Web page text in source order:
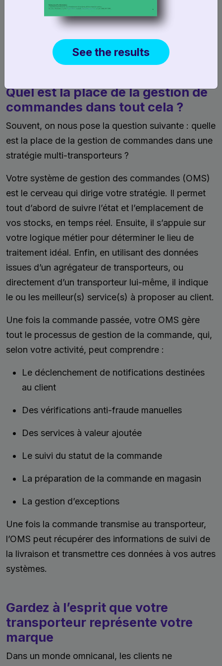
L’entreprise propose une livraison
crowdsourcée à vélo ou en transports en
commun pour un service entièrement
écologique.
Quel est la place de la gestion de
commandes dans tout cela ?
Souvent, on nous pose la question suivante : quelle
est la place de la gestion de commandes dans une
stratégie multi-transporteurs ?
Votre système de gestion des commandes (OMS)
est le cerveau qui dirige votre stratégie. Il permet
tout d’abord de suivre l’état et l’emplacement de
vos stocks, en temps réel. Ensuite, il s’appuie sur
votre logique métier pour déterminer le lieu de
traitement idéal. Enfin, en utilisant des données
issues d’un agrégateur de transporteurs, ou
directement d’un transporteur lui-même, il indique
le ou les meilleur(s) service(s) à proposer au client.
Une fois la commande passée, votre OMS gère
tout le processus de gestion de la commande, qui,
selon votre activité, peut comprendre :
Le déclenchement de notifications destinées
au client
Des vérifications anti-fraude manuelles
Des services à valeur ajoutée
Le suivi du statut de la commande
La préparation de la commande en magasin
La gestion d’exceptions
Une fois la commande transmise au transporteur,
l’OMS peut récupérer des informations de suivi de
la livraison et transmettre ces données à vos autres
systèmes.
Gardez à l’esprit que votre
transporteur représente votre
marque
Dans un monde omnicanal, les clients ne
See the results